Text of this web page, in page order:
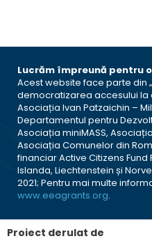
Lucrăm împreună pentru
Acest website face parte din
democratizarea accesului la
Asociația Ivan Patzaichin –
Departamentul pentru
Asociația miniMASS,
Asociația Comunelor din
financiar Active Citizens
Islanda, Liechtenstein și
2021; Pentru mai multe
www.eeagrants.org.
Proiect derulat de